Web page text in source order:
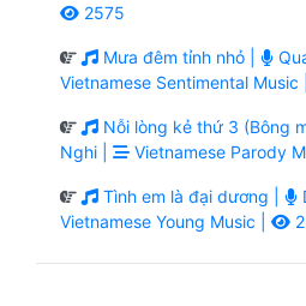
2575
Mưa đêm tỉnh nhỏ |
Vietnamese Sentimental Music |
Nỗi lòng kẻ thứ 3 (Bông
Nghi |
Vietnamese Parody
Tình em là đại dương |
Vietnamese Young Music |